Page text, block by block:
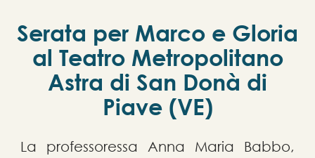
Serata per Marco e Gloria
al Teatro Metropolitano
Astra di San Donà di
Piave (VE)
La professoressa Anna Maria Babbo,